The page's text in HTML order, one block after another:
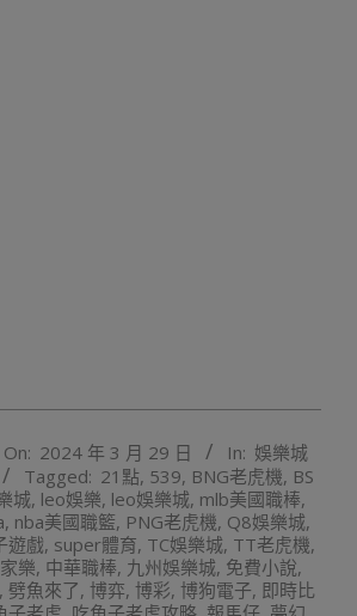
On: 2024 年 3 月 29 日 In: 娛樂城
Tagged: 21點, 539, BNG老虎機, BS
城, leo娛樂, leo娛樂城, mlb美國職棒,
, nba美國職籃, PNG老虎機, Q8娛樂城,
遊戲, super體育, TC娛樂城, TT老虎機,
樂, 中華職棒, 九州娛樂城, 免費小說,
, 劈魚來了, 博弈, 博彩, 博狗電子, 即時比